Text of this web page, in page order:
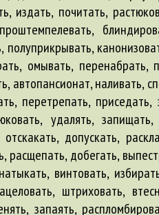
издать, почитать,
омывать,
автопансионат, наливать,
перетрепать,
удалять,
допускать,
добегать,
винтовать,
штриховать,
запаять,